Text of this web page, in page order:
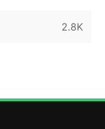
2.8K